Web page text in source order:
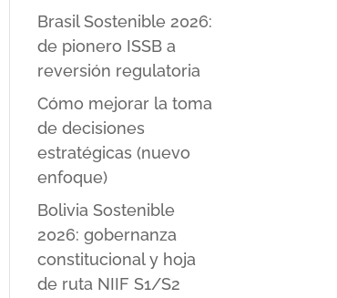
Brasil Sostenible 2026:
de pionero ISSB a
reversión regulatoria
Cómo mejorar la toma
de decisiones
estratégicas (nuevo
enfoque)
Bolivia Sostenible
2026: gobernanza
constitucional y hoja
de ruta NIIF S1/S2